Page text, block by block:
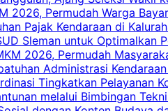
2026, Permudah Warga
Pajak Kendaraan di
Sleman untuk Optimalkan
2026, Permudah
Administrasi
Tingkatkan Pelayanan
melalui Bimbingan